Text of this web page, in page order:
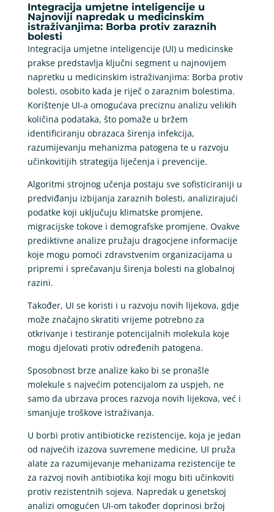
Integracija umjetne inteligencije u
Najnoviji napredak u medicinskim
istraživanjima: Borba protiv zaraznih
bolesti
Integracija umjetne inteligencije (UI) u medicinske
prakse predstavlja ključni segment u najnovijem
napretku u medicinskim istraživanjima: Borba protiv
bolesti, osobito kada je riječ o zaraznim bolestima.
Korištenje UI-a omogućava preciznu analizu velikih
količina podataka, što pomaže u bržem
identificiranju obrazaca širenja infekcija,
razumijevanju mehanizma patogena te u razvoju
učinkovitijih strategija liječenja i prevencije.
Algoritmi strojnog učenja postaju sve sofisticiraniji u
predviđanju izbijanja zaraznih bolesti, analizirajući
podatke koji uključuju klimatske promjene,
migracijske tokove i demografske promjene. Ovakve
prediktivne analize pružaju dragocjene informacije
koje mogu pomoći zdravstvenim organizacijama u
pripremi i sprečavanju širenja bolesti na globalnoj
razini.
Također, UI se koristi i u razvoju novih lijekova, gdje
može značajno skratiti vrijeme potrebno za
otkrivanje i testiranje potencijalnih molekula koje
mogu djelovati protiv određenih patogena.
Sposobnost brze analize kako bi se pronašle
molekule s najvećim potencijalom za uspjeh, ne
samo da ubrzava proces razvoja novih lijekova, već i
smanjuje troškove istraživanja.
U borbi protiv antibioticke rezistencije, koja je jedan
od najvećih izazova suvremene medicine, UI pruža
alate za razumijevanje mehanizama rezistencije te
za razvoj novih antibiotika koji mogu biti učinkoviti
protiv rezistentnih sojeva. Napredak u genetskoj
analizi omogućen UI-om također doprinosi bržoj